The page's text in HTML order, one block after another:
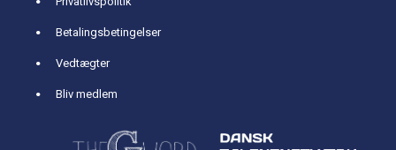
Betalingsbetingelser
Vedtægter
Bliv medlem